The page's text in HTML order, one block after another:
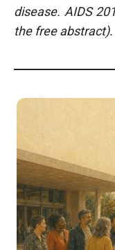
disease. AIDS
the free abstract).